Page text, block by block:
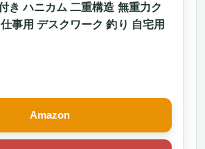
き ハニカム 二重構造 無重力ク
事用 デスクワーク 釣り 自宅用
Amazon